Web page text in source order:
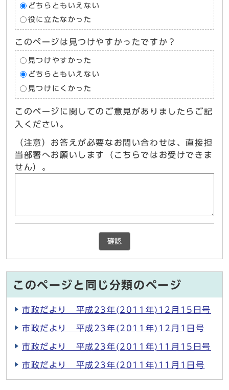
どちらともいえない
役に立たなかった
このページは見つけやすかったですか？
見つけやすかった
どちらともいえない
見つけにくかった
このページに関してのご意見がありましたらご記
入ください。
（注意）お答えが必要なお問い合わせは、直接担
当部署へお願いします（こちらではお受けできま
せん）。
確認
このページと同じ分類のページ
市政だより 平成23年(2011年)12月15日号
市政だより 平成23年(2011年)12月1日号
市政だより 平成23年(2011年)11月15日号
市政だより 平成23年(2011年)11月1日号